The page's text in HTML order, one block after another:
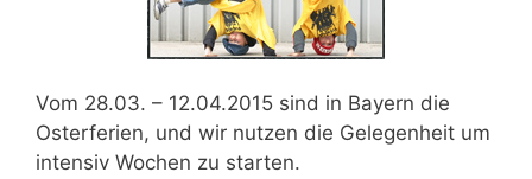
Vom 28.03. – 12.04.2015 sind in Bayern die
Osterferien, und wir nutzen die Gelegenheit um
intensiv Wochen zu starten.